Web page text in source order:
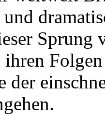
Sprung
ihren
der